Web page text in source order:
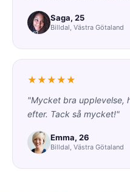
Saga, 25
Billdal, Västra Götaland
★★★★★
"Mycket bra upplevelse,
efter. Tack så mycket!"
Emma, 26
Billdal, Västra Götaland